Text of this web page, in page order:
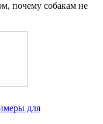
почему собакам не
для